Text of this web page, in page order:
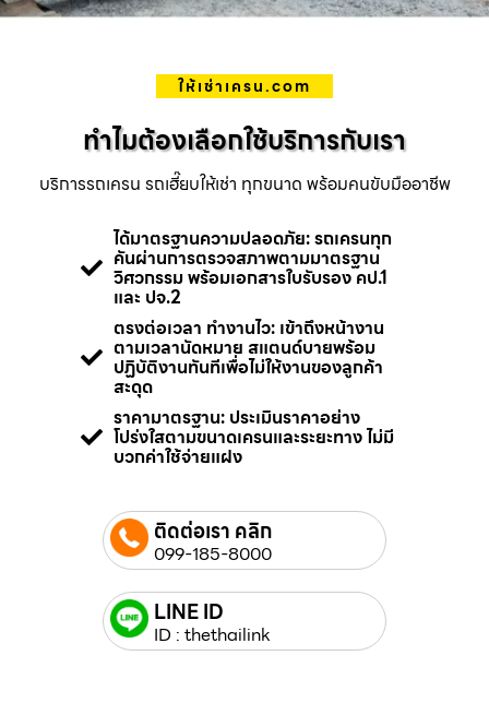
ให้เช่าเครน.com
ทำไมต้องเลือกใช้บริการกับเรา
บริการรถเครน รถเฮี๊ยบให้เช่า ทุกขนาด พร้อมคนขับมืออาชีพ
ได้มาตรฐานความปลอดภัย: รถเครนทุก
คันผ่านการตรวจสภาพตามมาตรฐาน
วิศวกรรม พร้อมเอกสารใบรับรอง คป.1
และ ปจ.2
ตรงต่อเวลา ทำงานไว: เข้าถึงหน้างาน
ตามเวลานัดหมาย สแตนด์บายพร้อม
ปฏิบัติงานทันทีเพื่อไม่ให้งานของลูกค้า
สะดุด
ราคามาตรฐาน: ประเมินราคาอย่าง
โปร่งใสตามขนาดเครนและระยะทาง ไม่มี
บวกค่าใช้จ่ายแฝง
ติดต่อเรา คลิก
099-185-8000
LINE ID
ID : thethailink